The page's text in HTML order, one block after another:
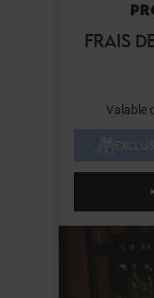
FRAIS
Valable